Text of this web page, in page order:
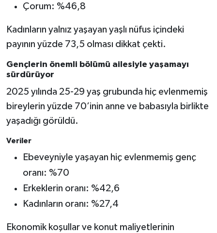
Çorum: %46,8
Kadınların yalnız yaşayan yaşlı nüfus içindeki
payının yüzde 73,5 olması dikkat çekti.
Gençlerin önemli bölümü ailesiyle yaşamayı
sürdürüyor
2025 yılında 25-29 yaş grubunda hiç evlenmemiş
bireylerin yüzde 70’inin anne ve babasıyla birlikte
yaşadığı görüldü.
Veriler
Ebeveyniyle yaşayan hiç evlenmemiş genç
oranı: %70
Erkeklerin oranı: %42,6
Kadınların oranı: %27,4
Ekonomik koşullar ve konut maliyetlerinin